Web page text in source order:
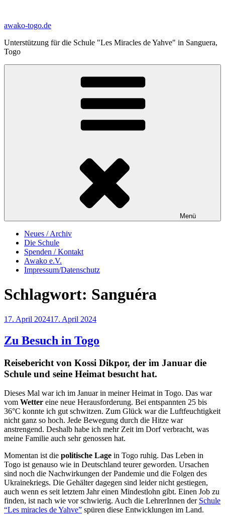
springen
awako-togo.de
Unterstützung für die Schule "Les Miracles de Yahve" in Sanguera,
Togo
Menü
Neues / Archiv
Die Schule
Spenden / Kontakt
Awako e.V.
Impressum/Datenschutz
Schlagwort: Sanguéra
Veröffentlicht
17. April 202417. April 2024
Zu Besuch in Togo
Reisebericht von Kossi Dikpor, der im Januar die
Schule und seine Heimat besucht hat.
Dieses Mal war ich im Januar in meiner Heimat in Togo. Das war
vom Wetter eine neue Herausforderung. Bei entspannten 25 bis
36°C konnte ich gut schwitzen. Zum Glück war die Luftfeuchtigkeit
nicht ganz so hoch. Jede Bewegung durch die Hitze war
anstrengend. Deshalb habe ich mehr Zeit im Dorf verbracht, was
meine Familie auch sehr genossen hat.
Momentan ist die politische Lage in Togo ruhig. Das Leben in
Togo ist genauso wie in Deutschland teurer geworden. Ursachen
sind noch die Nachwirkungen der Pandemie und die Folgen des
Ukrainekriegs. Die Gehälter dagegen sind leider nicht gestiegen,
auch wenn es seit letztem Jahr einen Mindestlohn gibt. Einen Job zu
finden, ist nach wie vor schwierig. Auch die LehrerInnen der Schule
“Les miracles de Yahve” spüren diese Entwicklungen im Land.